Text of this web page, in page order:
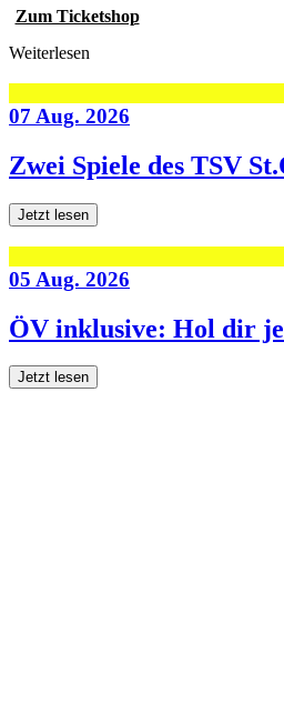
Zum Ticketshop
Weiterlesen
07 Aug. 2026
Zwei Spiele des TSV
Jetzt lesen
05 Aug. 2026
ÖV inklusive: Hol dir
Jetzt lesen